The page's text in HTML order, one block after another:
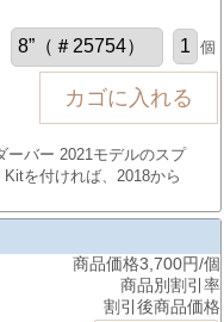
個
ーバー 2021モデルのスプ
を付ければ、2018から
商品価格3,700円/個
商品別割引率
割引後商品価格